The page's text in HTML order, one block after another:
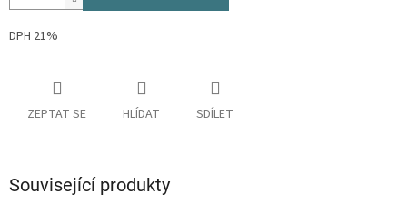
DPH 21%
ZEPTAT SE HLÍDAT SDÍLET
Související produkty